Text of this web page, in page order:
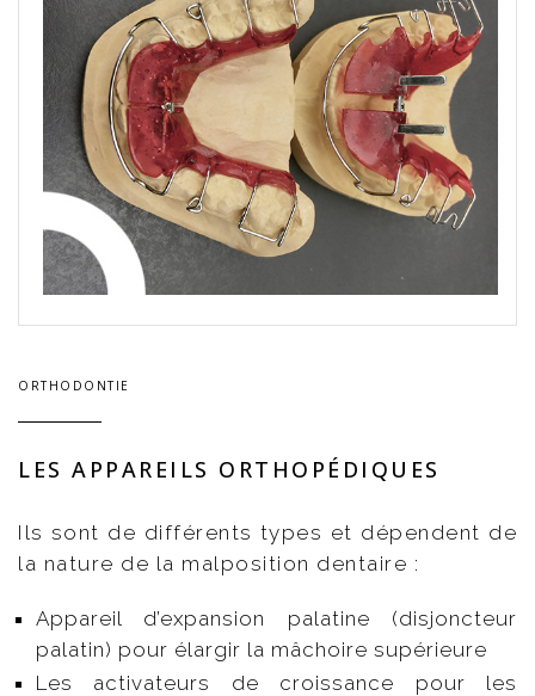
ORTHODONTIE
LES APPAREILS ORTHOPÉDIQUES
Ils sont de différents types et dépendent de
la nature de la malposition dentaire :
Appareil d’expansion palatine (disjoncteur
palatin) pour élargir la mâchoire supérieure
Les activateurs de croissance pour les